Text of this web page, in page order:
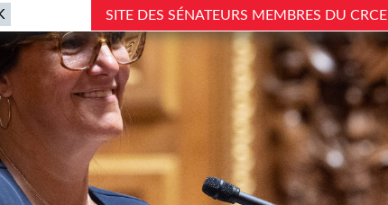
SITE DES SÉNATEURS MEMBRES DU CRCE